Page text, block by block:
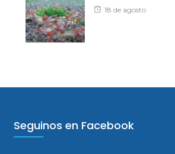
Posted
18 de agosto
Seguinos en Facebook